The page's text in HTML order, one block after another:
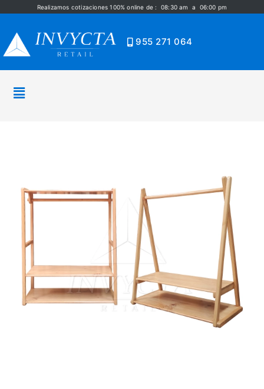
Realizamos cotizaciones 100% online de : 08:30 am a 06:00 pm
955 271 064